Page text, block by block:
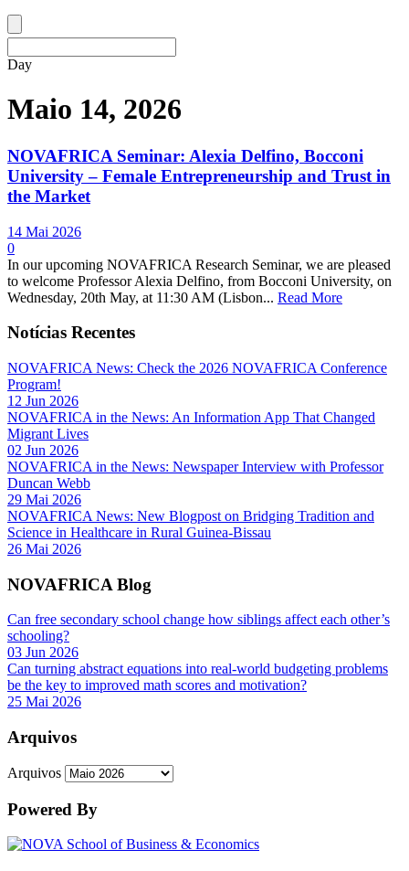
Day
Maio 14, 2026
NOVAFRICA Seminar: Alexia Delfino, Bocconi
University – Female Entrepreneurship and Trust in
the Market
14 Mai 2026
0
In our upcoming NOVAFRICA Research Seminar, we are pleased
to welcome Professor Alexia Delfino, from Bocconi University, on
Wednesday, 20th May, at 11:30 AM (Lisbon... Read More
Notícias Recentes
NOVAFRICA News: Check the 2026 NOVAFRICA Conference
Program!
12 Jun 2026
NOVAFRICA in the News: An Information App That Changed
Migrant Lives
02 Jun 2026
NOVAFRICA in the News: Newspaper Interview with Professor
Duncan Webb
29 Mai 2026
NOVAFRICA News: New Blogpost on Bridging Tradition and
Science in Healthcare in Rural Guinea-Bissau
26 Mai 2026
NOVAFRICA Blog
Can free secondary school change how siblings affect each other’s
schooling?
03 Jun 2026
Can turning abstract equations into real-world budgeting problems
be the key to improved math scores and motivation?
25 Mai 2026
Arquivos
Arquivos
Powered By